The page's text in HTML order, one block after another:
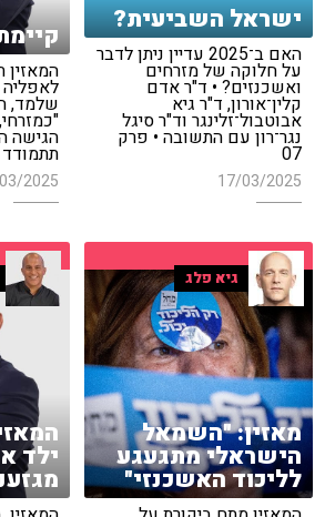
ישראל השביעית?
האם ב־2025 עדיין ניתן לדבר
על חלוקה של מזרחים
ואשכנזים? • ד"ר אדם
קלין־אורון, ד"ר גיא
אבוטבול־זלינגר וד"ר סיגל
נגר־רון עם התשובה • פרק
07
17/03/2025
שלמד,
הגישה
2025
גיא פלג
מאזין: "השמאל
הישראלי מתגעגע
לליכוד האשכנזי"
ילד